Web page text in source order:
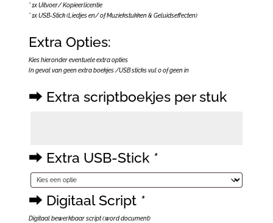
* 1x Uitvoer/ Kopieerlicentie
* 1x USB-Stick (Liedjes en/ of Muziekstukken & Geluidseffecten)
Extra Opties:
Kies hieronder eventuele extra opties
In geval van geen extra boekjes /USB sticks vul 0 of geen in
⮕ Extra scriptboekjes per stuk
stuk
⮕ Extra USB-Stick *
⮕ Digitaal Script *
Digitaal bewerkbaar script (.word document)